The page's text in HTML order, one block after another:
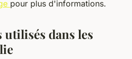
pour plus d'informations.
dans les